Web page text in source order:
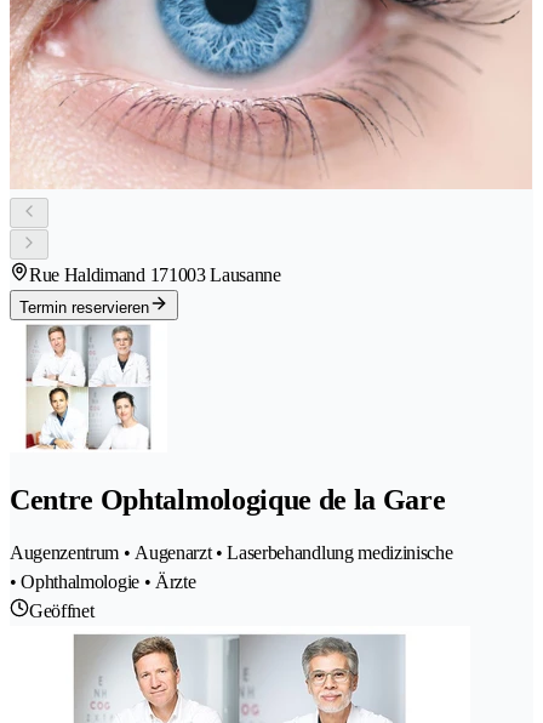
Rue Haldimand 171003 Lausanne
Termin reservieren
Centre Ophtalmologique de la Gare
Augenzentrum • Augenarzt • Laserbehandlung medizinische
• Ophthalmologie • Ärzte
Geöffnet